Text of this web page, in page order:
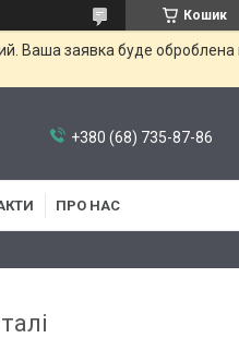
Кошик
Ваша заявка буде
+380 (68) 735-87-86
ПРО НАС